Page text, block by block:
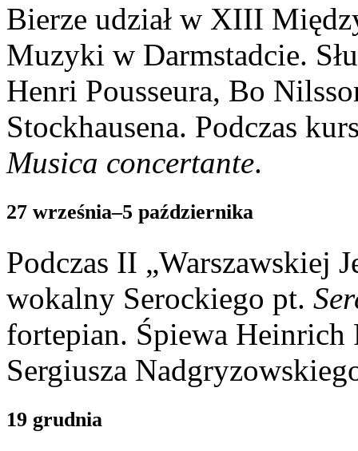
Bierze udział w XIII
Muzyki w Darmstadcie.
Henri Pousseura, Bo
Stockhausena. Podczas
Musica concertante.
27 września–5 października
Podczas II „Warszawskiej
wokalny Serockiego pt.
fortepian. Śpiewa Heinrich
Sergiusza
19 grudnia